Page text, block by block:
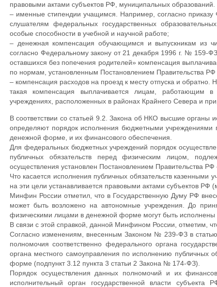
правовыми актами субъектов РФ, муниципальных
– именные стипендии учащимся. Например, согласно
слушателям федеральных государственных
особые способности в учебной и научной работе;
– денежная компенсация обучающимся и выпускникам из
согласно Федеральному закону от 21 декабря 1996 г. № 159-
оставшихся без попечения родителей» компенсация
по нормам, установленным Постановлением Правительства
– компенсация расходов на проезд к месту отпуска и
такая компенсация выплачивается лицам, работающим
учреждениях, расположенных в районах Крайнего Севера и
В соответствии со статьей 9.2. Закона об НКО высшие органы
определяют порядок исполнения бюджетными
денежной форме, и их финансового обеспечения.
Для федеральных бюджетных учреждений порядок
публичных обязательств перед физическим лицом,
осуществления установлен Постановлением Правительства
Что касается исполнения публичных обязательств
на эти цели устанавливается правовыми актами субъектов РФ
Минфин России отметил, что в Государственную Думу РФ
может быть возложено на автономные учреждения. До
физическими лицами в денежной форме могут быть
В связи с этой справкой, данной Минфином России, отметим,
Согласно изменениям, внесенным Законом № 239-ФЗ в
полномочия соответственно федерального органа
органа местного самоуправления по исполнению
форме (подпункт 3.12 пункта 3 статьи 2 Закона № 174-ФЗ).
Порядок осуществления данных полномочий и их
исполнительный орган государственной власти